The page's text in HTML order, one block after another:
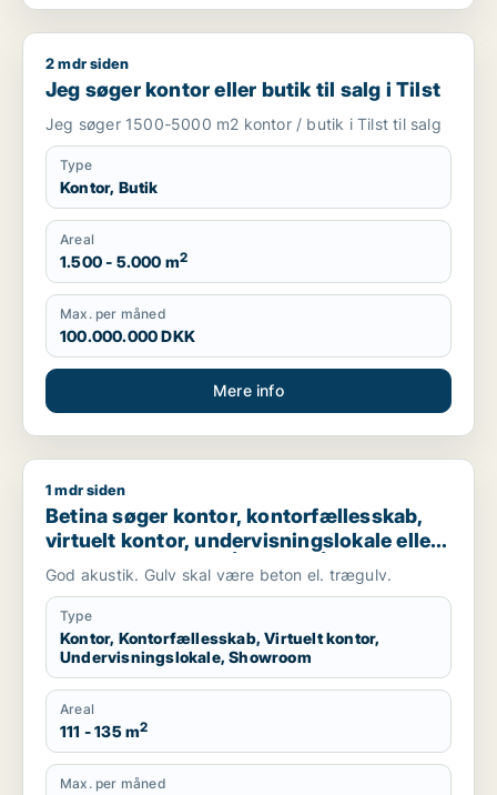
Jeg søger kontor eller butik til salg i Tilst
2 mdr siden
Jeg søger kontor eller butik til salg i Tilst
Jeg søger 1500-5000 m2 kontor / butik i Tilst til salg
Type
Kontor, Butik
Areal
1.500 - 5.000 m2
Max. per måned
100.000.000 DKK
Mere info
Betina søger kontor, kontorfællesskab, virtuelt kontor,
1 mdr siden
Betina søger kontor, kontorfællesskab,
virtuelt kontor, undervisningslokale eller
showroom til leje i Århus N, Århus V eller
God akustik. Gulv skal være beton el. trægulv.
Type
Kontor, Kontorfællesskab, Virtuelt kontor,
Undervisningslokale, Showroom
Areal
111 - 135 m2
Max. per måned